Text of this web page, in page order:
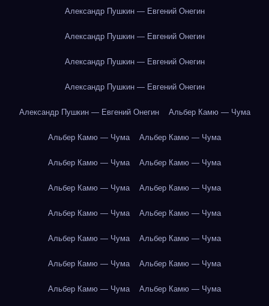
Александр Пушкин — Евгений Онегин
Александр Пушкин — Евгений Онегин
Александр Пушкин — Евгений Онегин
Александр Пушкин — Евгений Онегин
Александр Пушкин — Евгений Онегин Альбер Камю — Чума
Альбер Камю — Чума Альбер Камю — Чума
Альбер Камю — Чума Альбер Камю — Чума
Альбер Камю — Чума Альбер Камю — Чума
Альбер Камю — Чума Альбер Камю — Чума
Альбер Камю — Чума Альбер Камю — Чума
Альбер Камю — Чума Альбер Камю — Чума
Альбер Камю — Чума Альбер Камю — Чума